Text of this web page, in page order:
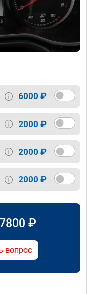
6000 ₽
2000 ₽
2000 ₽
2000 ₽
₽
вопрос